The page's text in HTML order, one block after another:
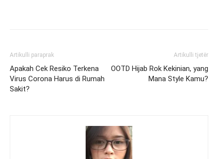
Artikulli paraprak
Apakah Cek Resiko Terkena
Virus Corona Harus di Rumah
Sakit?
Artikulli tjetër
OOTD Hijab Rok Kekinian, yang
Mana Style Kamu?